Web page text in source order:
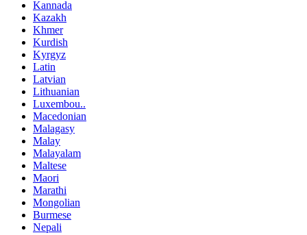
Kannada
Kazakh
Khmer
Kurdish
Kyrgyz
Latin
Latvian
Lithuanian
Luxembou..
Macedonian
Malagasy
Malay
Malayalam
Maltese
Maori
Marathi
Mongolian
Burmese
Nepali